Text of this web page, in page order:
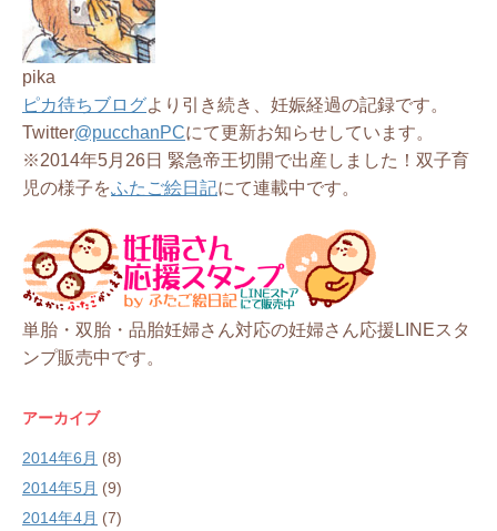
pika
ピカ待ちブログより引き続き、妊娠経過の記録です。
Twitter@pucchanPCにて更新お知らせしています。
※2014年5月26日 緊急帝王切開で出産しました！双子育
児の様子をふたご絵日記にて連載中です。
単胎・双胎・品胎妊婦さん対応の妊婦さん応援LINEスタ
ンプ販売中です。
アーカイブ
2014年6月 (8)
2014年5月 (9)
2014年4月 (7)